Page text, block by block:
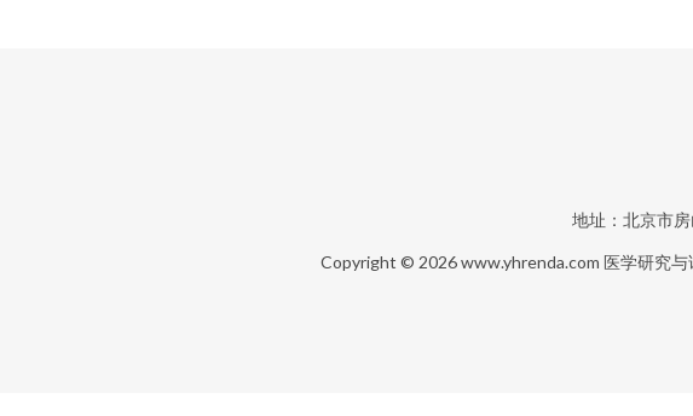
地址：北京市
Copyright © 2026www.yhrenda.com 医学研究与